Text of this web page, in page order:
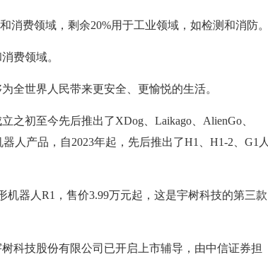
费领域，剩余20%用于工业领域，如检测和消防。
费领域。
世界人民带来更安全、更愉悦的生活。
初至今先后推出了XDog、Laikago、AlienGo、
人产品，自2023年起，先后推出了H1、H1-2、G1人
器人R1，售价3.99万元起，这是宇树科技的第三款
技股份有限公司已开启上市辅导，由中信证券担